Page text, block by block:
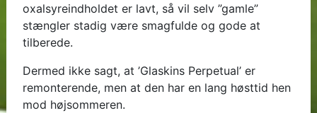
oxalsyreindholdet er lavt, så vil selv ”gamle”
stængler stadig være smagfulde og gode at
tilberede.
Dermed ikke sagt, at ’Glaskins Perpetual’ er
remonterende, men at den har en lang høsttid hen
mod højsommeren.